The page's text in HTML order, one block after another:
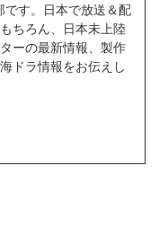
す。日本で放送＆配
ちろん、日本未上陸
ーの最新情報、製作
ドラ情報をお伝えし